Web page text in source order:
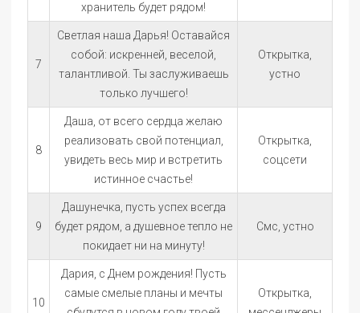
хранитель будет рядом!
7
Светлая наша Дарья! Оставайся
собой: искренней, веселой,
талантливой. Ты заслуживаешь
только лучшего!
Открытка,
устно
8
Даша, от всего сердца желаю
реализовать свой потенциал,
увидеть весь мир и встретить
истинное счастье!
Открытка,
соцсети
9
Дашунечка, пусть успех всегда
будет рядом, а душевное тепло не
покидает ни на минуту!
Смс, устно
10
Дария, с Днем рождения! Пусть
самые смелые планы и мечты
Открытка,